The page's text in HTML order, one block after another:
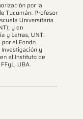
por la
Tucumán. Profesor
Universitaria
y en
y Letras, UNT.
el Fondo
y
el Instituto de
UBA.